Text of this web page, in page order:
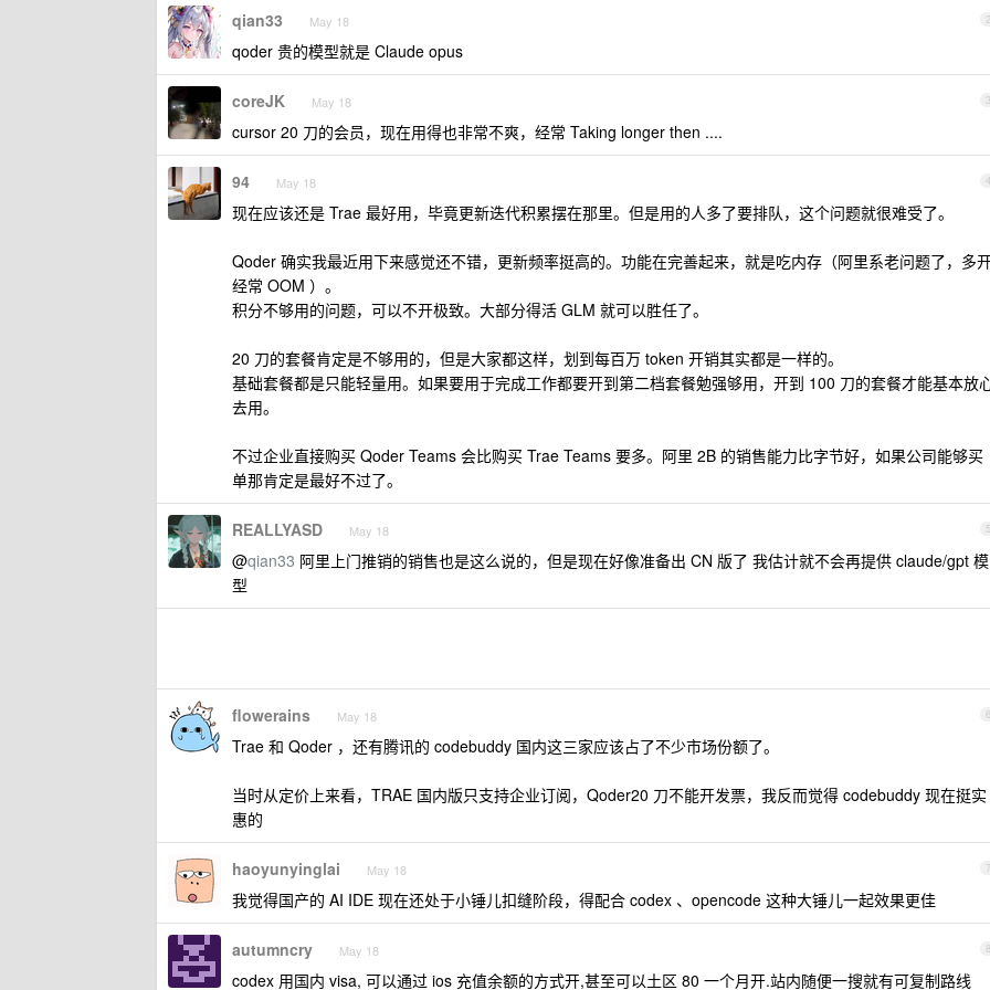
2
qian33 May 18
qoder 贵的模型就是 Claude opus
3
coreJK May 18
cursor 20 刀的会员，现在用得也非常不爽，经常 Taking longer then ....
4
94 May 18
现在应该还是 Trae 最好用，毕竟更新迭代积累摆在那里。但是用的人多了要排队，这个问题就很难受了。
Qoder 确实我最近用下来感觉还不错，更新频率挺高的。功能在完善起来，就是吃内存（阿里系老问题了，多
经常 OOM ）。
积分不够用的问题，可以不开极致。大部分得活 GLM 就可以胜任了。
20 刀的套餐肯定是不够用的，但是大家都这样，划到每百万 token 开销其实都是一样的。
基础套餐都是只能轻量用。如果要用于完成工作都要开到第二档套餐勉强够用，开到 100 刀的套餐才能基本放
去用。
不过企业直接购买 Qoder Teams 会比购买 Trae Teams 要多。阿里 2B 的销售能力比字节好，如果公司能够买
单那肯定是最好不过了。
5
REALLYASD May 18
@qian33 阿里上门推销的销售也是这么说的，但是现在好像准备出 CN 版了 我估计就不会再提供 claude/gpt 模
型
6
flowerains May 18
Trae 和 Qoder ，还有腾讯的 codebuddy 国内这三家应该占了不少市场份额了。
当时从定价上来看，TRAE 国内版只支持企业订阅，Qoder20 刀不能开发票，我反而觉得 codebuddy 现在挺实
惠的
7
haoyunyinglai May 18
我觉得国产的 AI IDE 现在还处于小锤儿扣缝阶段，得配合 codex 、opencode 这种大锤儿一起效果更佳
8
autumncry May 18
codex 用国内 visa, 可以通过 ios 充值余额的方式开,甚至可以土区 80 一个月开.站内随便一搜就有可复制路线